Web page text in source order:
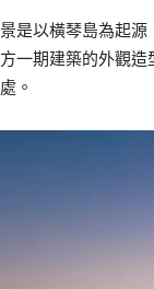
是以橫琴島為起
一期建築的外觀
。